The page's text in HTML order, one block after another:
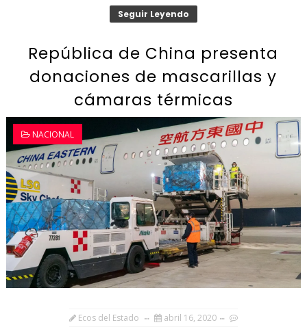
Seguir Leyendo
República de China presenta
donaciones de mascarillas y
cámaras térmicas
NACIONAL
Ecos del Estado abril 16, 2020